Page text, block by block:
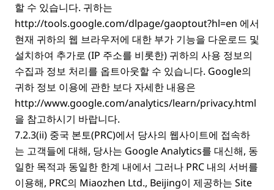
할 수 있습니다. 귀하는
http://tools.google.com/dlpage/gaoptout?hl=en 에서
현재 귀하의 웹 브라우저에 대한 부가 기능을 다운로드 및
설치하여 추가로 (IP 주소를 비롯한) 귀하의 사용 정보의
수집과 정보 처리를 옵트아웃할 수 있습니다. Google의
귀하 정보 이용에 관한 보다 자세한 내용은
http://www.google.com/analytics/learn/privacy.html
을 참고하시기 바랍니다.
7.2.3(ii) 중국 본토(PRC)에서 당사의 웹사이트에 접속하
는 고객들에 대해, 당사는 Google Analytics를 대신해, 동
일한 목적과 동일한 한계 내에서 그러나 PRC 내의 서버를
이용해, PRC의 Miaozhen Ltd., Beijing이 제공하는 Site